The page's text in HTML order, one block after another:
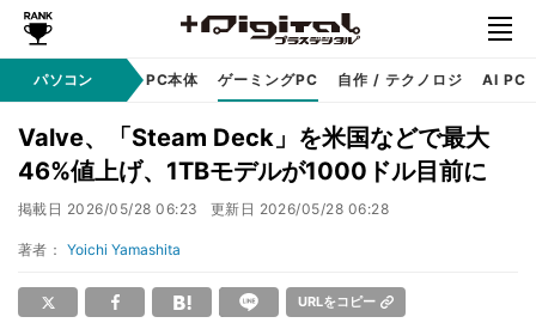
パソコンアップル PC本体 ゲーミングPC 自作 / テクノロジ AI PC
Valve、「Steam Deck」を米国などで最大
46%値上げ、1TBモデルが1000ドル目前に
掲載日 2026/05/28 06:23 更新日 2026/05/28 06:28
著者： Yoichi Yamashita
URLをコピー